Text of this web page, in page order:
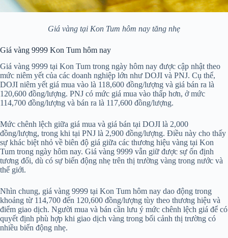
Giá vàng tại Kon Tum hôm nay tăng nhẹ
Giá vàng 9999 Kon Tum hôm nay
Giá vàng 9999 tại Kon Tum trong ngày hôm nay được cập nhật theo
mức niêm yết của các doanh nghiệp lớn như DOJI và PNJ. Cụ thể,
DOJI niêm yết giá mua vào là 118,600 đồng/lượng và giá bán ra là
120,600 đồng/lượng. PNJ có mức giá mua vào thấp hơn, ở mức
114,700 đồng/lượng và bán ra là 117,600 đồng/lượng.
Mức chênh lệch giữa giá mua và giá bán tại DOJI là 2,000
đồng/lượng, trong khi tại PNJ là 2,900 đồng/lượng. Điều này cho thấy
sự khác biệt nhỏ về biên độ giá giữa các thương hiệu vàng tại Kon
Tum trong ngày hôm nay. Giá vàng 9999 vẫn giữ được sự ổn định
tương đối, dù có sự biến động nhẹ trên thị trường vàng trong nước và
thế giới.
Nhìn chung, giá vàng 9999 tại Kon Tum hôm nay dao động trong
khoảng từ 114,700 đến 120,600 đồng/lượng tùy theo thương hiệu và
điểm giao dịch. Người mua và bán cần lưu ý mức chênh lệch giá để có
quyết định phù hợp khi giao dịch vàng trong bối cảnh thị trường có
nhiều biến động nhẹ.